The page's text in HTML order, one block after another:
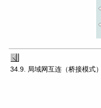
34.9. 局域网互连（桥接模式）